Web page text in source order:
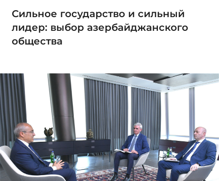
Сильное государство и сильный
лидер: выбор азербайджанского
общества